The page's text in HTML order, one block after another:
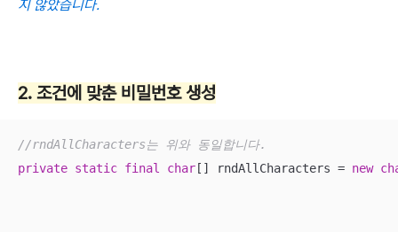
지 않았습니다.
2. 조건에 맞춘 비밀번호 생성
//rndAllCharacters는 위와 동일합니다.
private static final char [] rndAllCharacters = new